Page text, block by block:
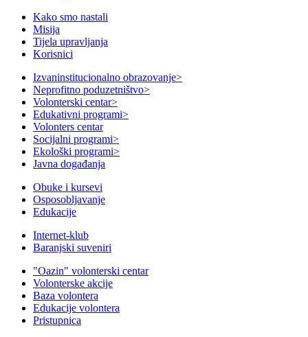
Kako smo nastali
Misija
Tijela upravljanja
Korisnici
Izvaninstitucionalno obrazovanje>
Neprofitno poduzetništvo>
Volonterski centar>
Edukativni programi>
Volonters centar
Socijalni programi>
Ekološki programi>
Javna događanja
Obuke i kursevi
Osposobljavanje
Edukacije
Internet-klub
Baranjski suveniri
"Oazin" volonterski centar
Volonterske akcije
Baza volontera
Edukacije volontera
Pristupnica